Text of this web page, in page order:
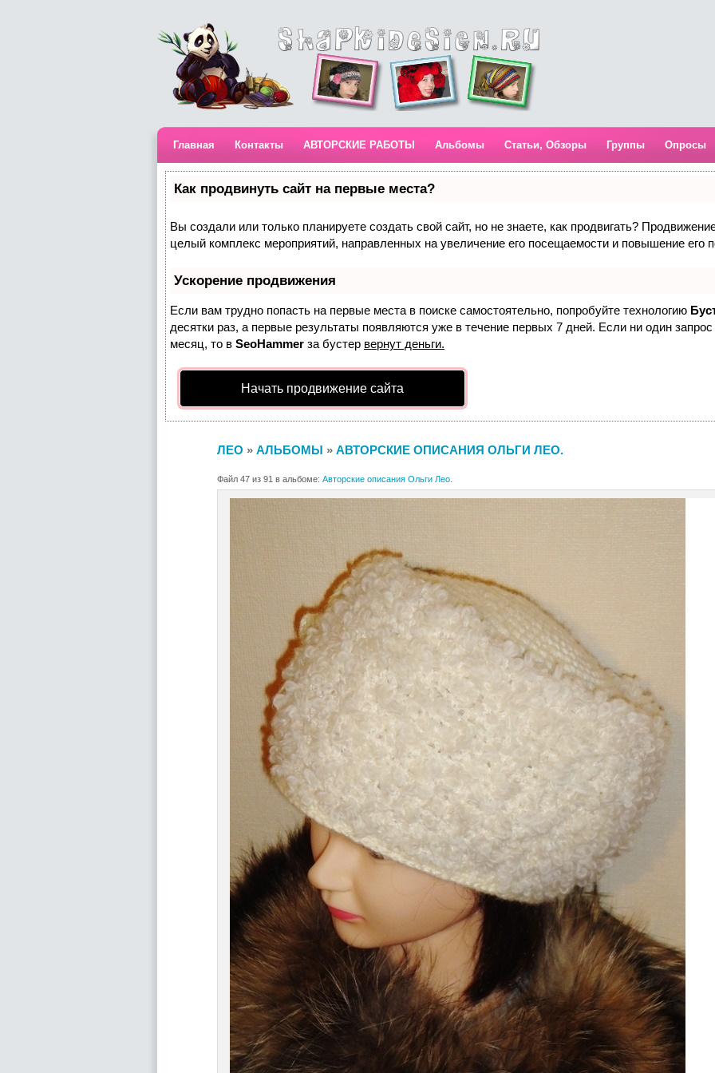
Главная Контакты АВТОРСКИЕ РАБОТЫ Альбомы Статьи, Обзоры Группы Опросы
Как продвинуть сайт на первые места?
Вы создали или только планируете создать свой сайт, но не знаете, как продвигать?
целый комплекс мероприятий, направленных на увеличение его посещаемости и повышение его
Ускорение продвижения
Если вам трудно попасть на первые места в поиске самостоятельно, попробуйте технологию
десятки раз, а первые результаты появляются уже в течение первых 7 дней. Если ни один
месяц, то в SeoHammer за бустер вернут деньги.
Начать продвижение сайта
ЛЕО » АЛЬБОМЫ » АВТОРСКИЕ ОПИСАНИЯ ОЛЬГИ ЛЕО.
Файл 47 из 91 в альбоме: Авторские описания Ольги Лео.